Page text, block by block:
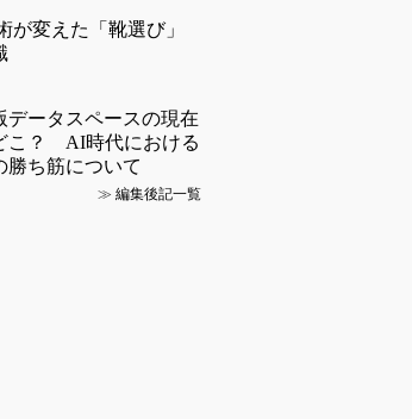
が変えた「靴選び」
データスペースの現在
こ？ AI時代における
勝ち筋について
≫ 編集後記一覧